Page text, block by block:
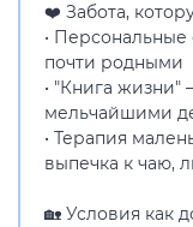
❤️ Забота,
• Персональные
почти родными
• "Книга жизни"
мельчайшими
• Терапия
выпечка к чаю,
🏡 Условия как